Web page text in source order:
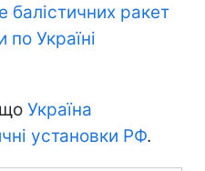
балістичних ракет
Україні
Україна
установки РФ.